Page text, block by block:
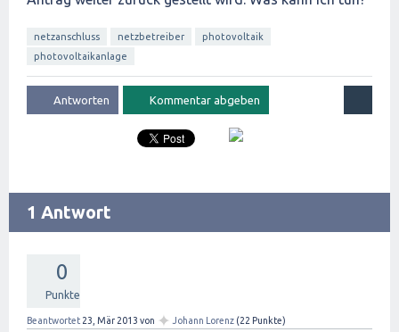
netzanschluss netzbetreiber
photovoltaik
photovoltaikanlage
1 Antwort
0
Punkte
Beantwortet 23, Mär 2013 von ✦ Johann Lorenz (22 Punkte)